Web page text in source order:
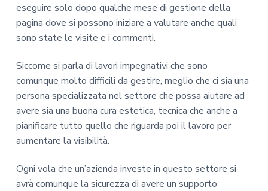
eseguire solo dopo qualche mese di gestione della
pagina dove si possono iniziare a valutare anche quali
sono state le visite e i commenti.
Siccome si parla di lavori impegnativi che sono
comunque molto difficili da gestire, meglio che ci sia una
persona specializzata nel settore che possa aiutare ad
avere sia una buona cura estetica, tecnica che anche a
pianificare tutto quello che riguarda poi il lavoro per
aumentare la visibilità.
Ogni vola che un’azienda investe in questo settore si
avrà comunque la sicurezza di avere un supporto